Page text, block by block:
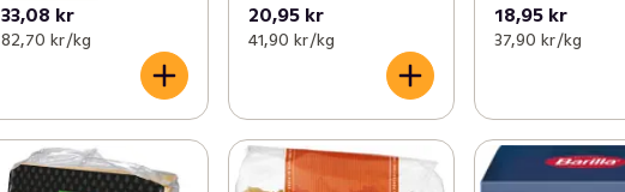
33,08 kr
82,70 kr /kg
20,95 kr
41,90 kr /kg
18,95 kr
37,90 kr /kg